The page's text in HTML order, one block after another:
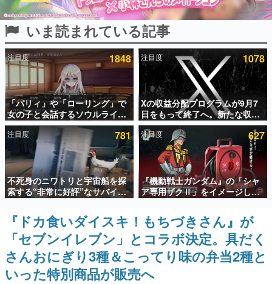
ピックアップ
電ファミのいま読まれている記事ランキング
アプリセール情報
インタビュー
連載・特集一覧
殿堂入り記事
SNS拡散数が数千以上！ ページビュー数万以上！ などな
ど。多くの人々に読まれた、電ファミ渾身の“殿堂入り”記
事をまとめました。
ゲームの企画書
名作ゲームクリエイターの方々に製作時のエピソードをお
聞きし、ヒットする企画（ゲーム）とは何か？を探ってい
きます。
赫本
この物語を解いてはいけない。『赫本』は、〈試験問題〉
いま読まれている記事
注目度 1848
「パリィ」や「ローリング」で
女の子と会話するソウルライク
恋愛ゲーム『小早川さんはソウ
ルライク』無料公開。返事に失
敗すると「YOU DIED」
注目度 1078
Xの収益分配プログラムが9月7
日をもって終了へ。新たな収益
化制度「Original Content
Rewards Program」を発表
注目度 781
不死身のニワトリと宇宙船を探
索する“非常に好評”なサバイバ
ルゲーム『Breathedge』が無
料で配布中。入手できる期間は8
月10日まで
注目度 627
『機動戦士ガンダム』の「シャ
ア専用ザクⅡ」をイメージした
散水ホースリールが予約開始。
本体にはシャアのパーソナルマ
ークやジオン公国軍のエンブレ
ム、型式番号などを配置
『ドカ食いダイスキ！もちづきさん』が
「セブンイレブン」とコラボ決定。具だく
さんおにぎり3種＆こってり味の弁当2種と
いった特別商品が販売へ